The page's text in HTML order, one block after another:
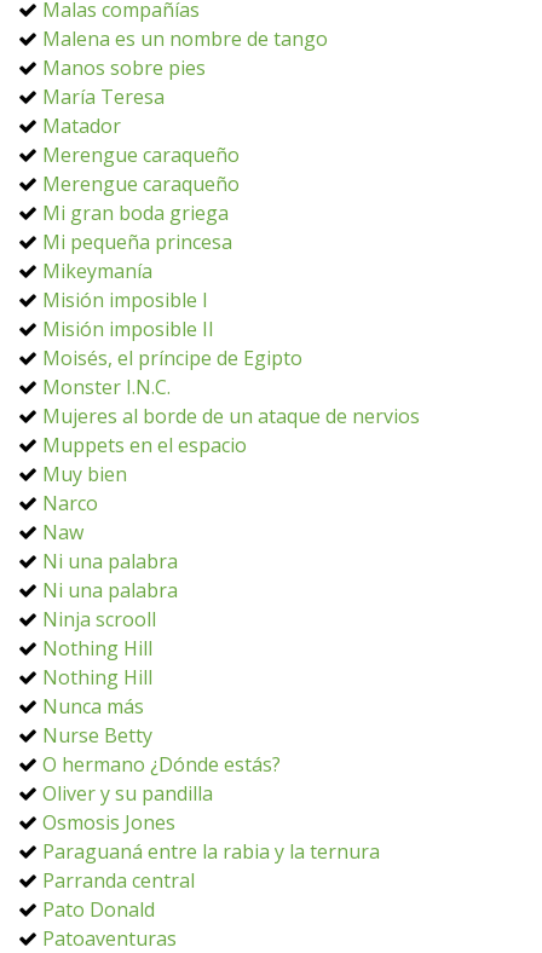
Malas compañías
Malena es un nombre de tango
Manos sobre pies
María Teresa
Matador
Merengue caraqueño
Merengue caraqueño
Mi gran boda griega
Mi pequeña princesa
Mikeymanía
Misión imposible I
Misión imposible II
Moisés, el príncipe de Egipto
Monster I.N.C.
Mujeres al borde de un ataque de nervios
Muppets en el espacio
Muy bien
Narco
Naw
Ni una palabra
Ni una palabra
Ninja scrooll
Nothing Hill
Nothing Hill
Nunca más
Nurse Betty
O hermano ¿Dónde estás?
Oliver y su pandilla
Osmosis Jones
Paraguaná entre la rabia y la ternura
Parranda central
Pato Donald
Patoaventuras